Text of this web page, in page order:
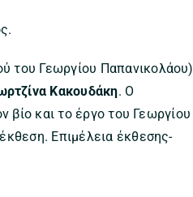
του Γεωργίου Παπανικολάου)
Κακουδάκη. Ο
βίο και το έργο του Γεωργίου
Επιμέλεια έκθεσης-